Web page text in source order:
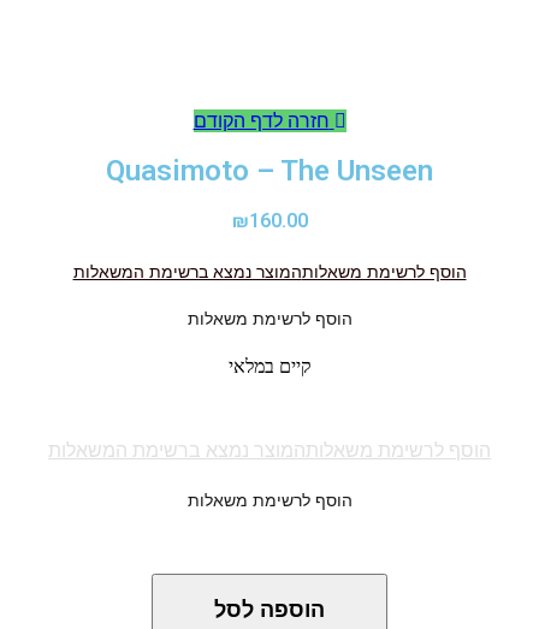
חזרה לדף הקודם
Quasimoto – The Unseen
₪160.00
הוסף לרשימת משאלותהמוצר נמצא ברשימת המשאלות
הוסף לרשימת משאלות
קיים במלאי
הוסף לרשימת משאלותהמוצר נמצא ברשימת המשאלות
הוסף לרשימת משאלות
של
Quasimoto
-
הוספה לסל